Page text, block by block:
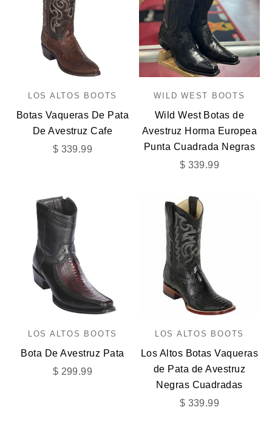
LOS ALTOS BOOTS
Botas Vaqueras De Pata
De Avestruz Cafe
Precio de oferta
$ 339.99
WILD WEST BOOTS
Wild West Botas de
Avestruz Horma Europea
Punta Cuadrada Negras
Precio de oferta
$ 339.99
LOS ALTOS BOOTS
Bota De Avestruz Pata
Precio de oferta
$ 299.99
LOS ALTOS BOOTS
Los Altos Botas Vaqueras
de Pata de Avestruz
Negras Cuadradas
Precio de oferta
$ 339.99